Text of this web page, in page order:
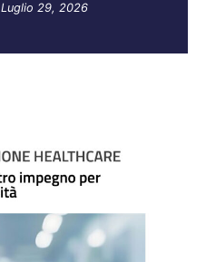
Luglio 29, 2026